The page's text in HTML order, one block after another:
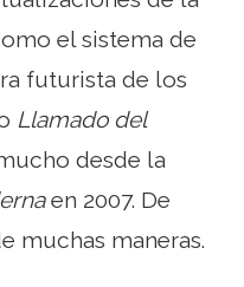
el sistema de
futurista de los
Llamado del
desde la
en 2007. De
muchas maneras.